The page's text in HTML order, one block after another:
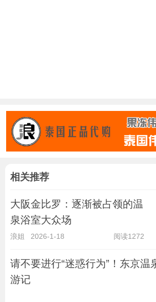
相关推荐
大阪金比罗：逐渐被占领的温
泉浴室大众场
浪姐 2026-1-18 阅读1272
请不要进行“迷惑行为”！东京温
游记